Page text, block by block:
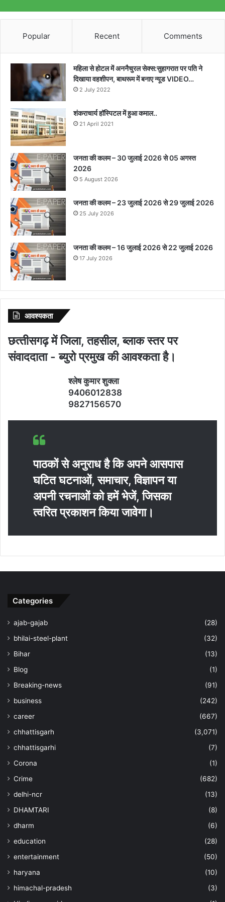
Popular Recent Comments
महिला से होटल में अननैचुरल सेक्स:सुहागरात पर पति ने
दिखाया वहशीपन, बाथरूम में बनाए न्यूड VIDEO…
2 July 2022
शंकराचार्य हॉस्पिटल में हुआ कमाल..
21 April 2021
जनता की कलम – 30 जुलाई 2026 से 05 अगस्त
2026
5 August 2026
जनता की कलम – 23 जुलाई 2026 से 29 जुलाई 2026
25 July 2026
जनता की कलम – 16 जुलाई 2026 से 22 जुलाई 2026
17 July 2026
आवश्‍यकता
छत्‍तीसगढ़ में जिला, तहसील, ब्‍लाक स्‍तर पर
संवाददाता - ब्‍युरो प्रमुख की आवश्‍कता है।
श्‍लेष कुमार शुक्‍ला
9406012838
9827156570
पाठकों से अनुराध है कि अपने आसपास
घटित घटनाओं, समाचार, विज्ञापन या
अपनी रचनाओं को हमें भेजें, जिसका
त्‍वरित प्रकाशन किया जावेगा।
Categories
ajab-gajab
(28)
bhilai-steel-plant
(32)
Bihar
(13)
Blog
(1)
Breaking-news
(91)
business
(242)
career
(667)
chhattisgarh
(3,071)
chhattisgarhi
(7)
Corona
(1)
Crime
(682)
delhi-ncr
(13)
DHAMTARI
(8)
dharm
(6)
education
(28)
entertainment
(50)
haryana
(10)
himachal-pradesh
(3)